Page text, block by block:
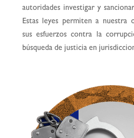
autoridades investigar y
Estas leyes permiten a nuestra
sus esfuerzos contra la
búsqueda de justicia en